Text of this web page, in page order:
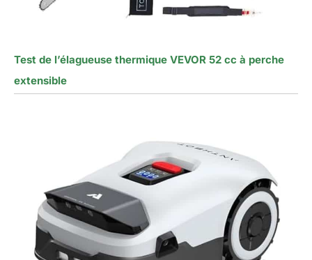
Test de l’élagueuse thermique VEVOR 52 cc à perche
extensible